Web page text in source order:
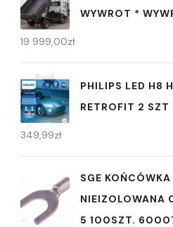
WYWROT *
19 999,00zł
PHILIPS LED H8
RETROFIT 2
349,99zł
SGE
5 100SZT.